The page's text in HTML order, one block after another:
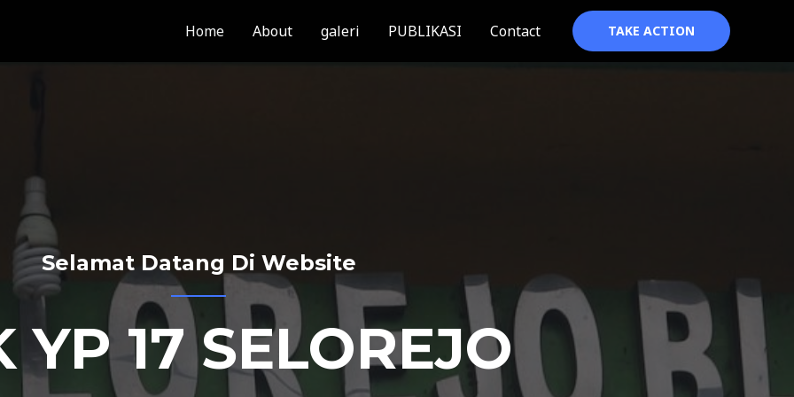
Home About galeri PUBLIKASI Contact TAKE ACTION
Selamat Datang Di Website
YP 17 SELOREJO